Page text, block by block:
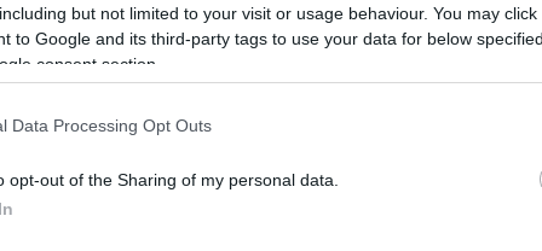
but not limited to your visit or usage behaviour. You may
to Google and its third-party tags to use your data for below
consent section.
Data Processing Opt Outs
opt-out of the Sharing of my personal data.
των Εργατικών τηρεί την υπόσχεση να
σχέση μας (με την ΕΕ) και να ξαναβάλει τη
καρδιά της Ευρώπης. Μαζί, θα
το κόστος διαβίωσης, θα δώσουμε ώθηση
διαβεβαίωσε από την πλευρά του ο Βρετανός